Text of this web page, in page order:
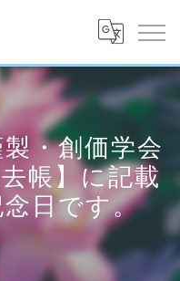
・創価学会
帳】に記載
日です。